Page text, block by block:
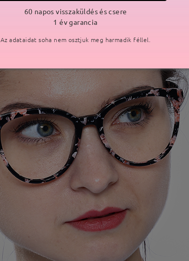
60 napos visszaküldés és csere
1 év garancia
Az adataidat soha nem osztjuk meg harmadik féllel.